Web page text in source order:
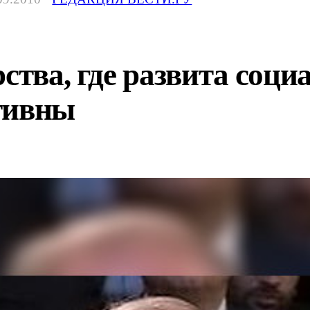
где развита